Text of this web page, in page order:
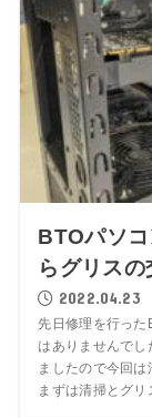
BTOパソ
らグリスの
2022.04.23
先日修理を行った
はありませんでし
ましたので今回は
まずは清掃とグリ